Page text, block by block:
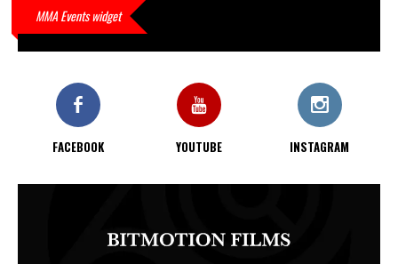
9 OKTOBER, 2023
waar hij van gemaakt is…
KO bij CWA Lowlands 7
MMA Events widget
FACEBOOK YOUTUBE INSTAGRAM